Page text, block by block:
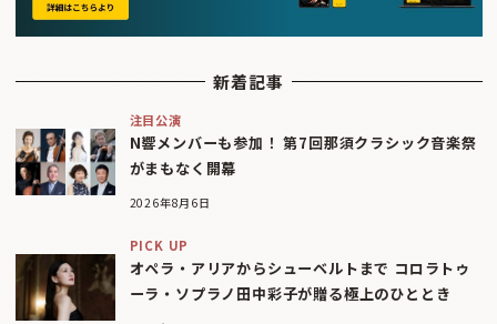
新着記事
注目公演
N響メンバーも参加！ 第7回那須クラシック音楽祭
がまもなく開幕
2026年8月6日
PICK UP
オペラ・アリアからシューベルトまで コロラトゥ
ーラ・ソプラノ田中彩子が贈る極上のひととき